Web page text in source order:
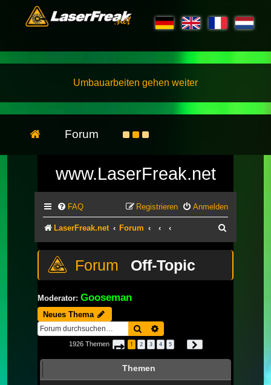
Umbauarbeiten gehen weiter
Forum
www.LaserFreak.net
FAQ Anmelden
Registrieren
LaserFreak.net Forum
Off-Topic
Moderator: Gooseman
Neues Thema
Suche
1926 Themen Seite 1von 65
1 2 3 4 5
Themen